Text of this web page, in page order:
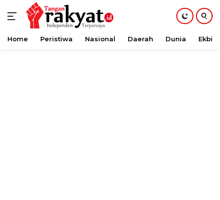
Langsung
Home Peristiwa Nasional Daerah Dunia Ekbis